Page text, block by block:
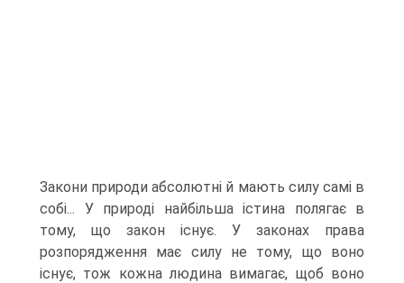
Закони природи абсолютні й мають силу самі в
собі... У природі найбільша істина полягає в
тому, що закон існує. У законах права
розпорядження має силу не тому, що воно
існує, тож кожна людина вимагає, щоб воно